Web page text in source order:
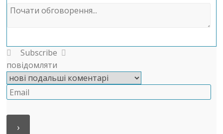
Subscribe
повідомляти